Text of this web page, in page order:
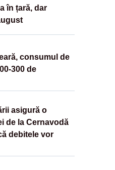
în țară, dar
consumul de
300 de
asigură o
de la Cernavodă
debitele vor